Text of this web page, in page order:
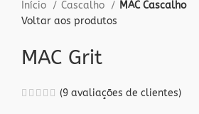
Início
Cascalho
MAC Cascalho
Voltar aos produtos
MAC Grit
(9 avaliações de clientes)